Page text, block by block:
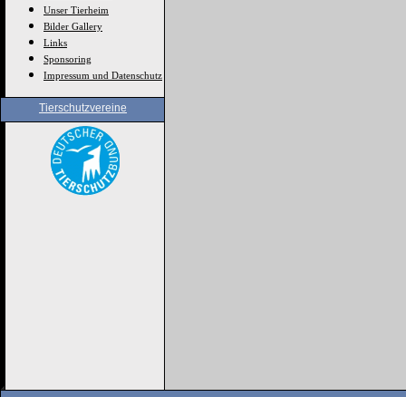
Unser Tierheim
Bilder Gallery
Links
Sponsoring
Impressum und Datenschutz
Tierschutzvereine